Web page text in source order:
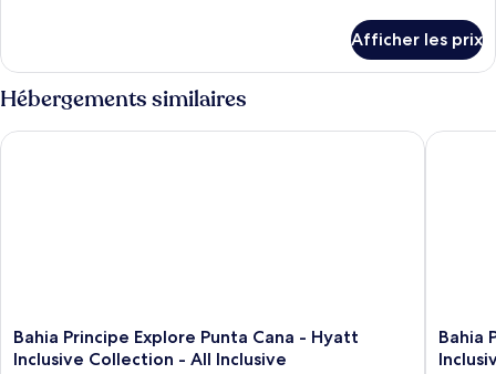
Deluxe
Castle
Front
Junior
Suite
Deluxe
Front
Afficher les prix
Hébergements similaires
Bahia
Principe
Bahia Principe Explore Punta Cana - Hyatt
Inclusive Collection - All Inclusive
Bahia Principe Explore Punta Cana - Hyatt Inclusive
Bahia
Principe
Bahia
Bahia